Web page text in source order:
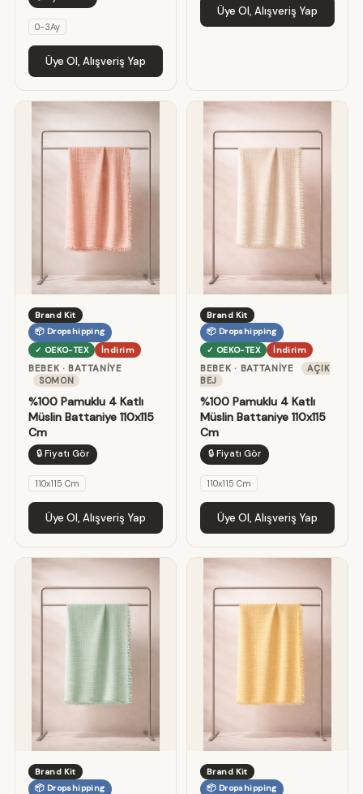
0-3Ay
Üye Ol, Alışveriş Yap
Üye Ol, Alışveriş Yap
Brand Kit
📦 Dropshipping
✓ OEKO-TEX
İndirim
BEBEK · BATTANIYE
SOMON
%100 Pamuklu 4 Katlı
Müslin Battaniye 110x115
Cm
🔒 Fiyatı Gör
110x115 Cm
Üye Ol, Alışveriş Yap
Brand Kit
📦 Dropshipping
✓ OEKO-TEX
İndirim
BEBEK · BATTANIYE
AÇIK
BEJ
%100 Pamuklu 4 Katlı
Müslin Battaniye 110x115
Cm
🔒 Fiyatı Gör
110x115 Cm
Üye Ol, Alışveriş Yap
Brand Kit
📦 Dropshipping
Brand Kit
📦 Dropshipping